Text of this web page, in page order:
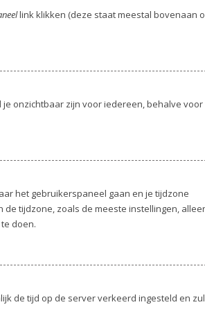
link klikken (deze staat meestal bovenaan
je onzichtbaar zijn voor iedereen, behalve voor
het gebruikerspaneel gaan en je tijdzone
tijdzone, zoals de meeste instellingen,
doen.
de tijd op de server verkeerd ingesteld en